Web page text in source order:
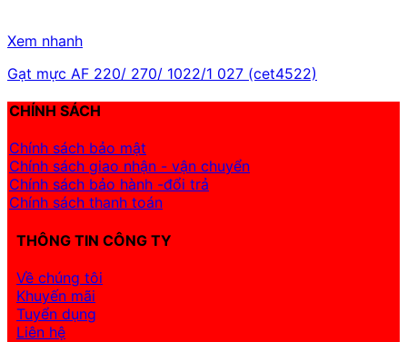
Xem nhanh
Gạt mực AF 220/ 270/ 1022/1 027 (cet4522)
CHÍNH SÁCH
Chính sách bảo mật
Chính sách giao nhận - vận chuyển
Chính sách bảo hành -đổi trả
Chính sách thanh toán
THÔNG TIN CÔNG TY
Về chúng tôi
Khuyến mãi
Tuyển dụng
Liên hệ